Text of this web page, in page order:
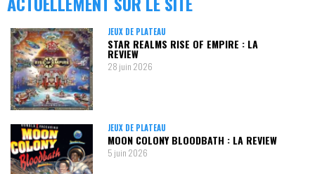
JEUX DE PLATEAU
STAR REALMS RISE OF EMPIRE : LA
REVIEW
28 juin 2026
JEUX DE PLATEAU
MOON COLONY BLOODBATH : LA REVIEW
5 juin 2026